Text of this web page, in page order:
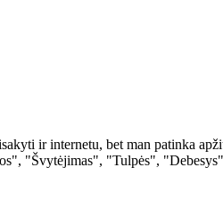
ir internetu, bet man patinka
"Švytėjimas", "Tulpės",